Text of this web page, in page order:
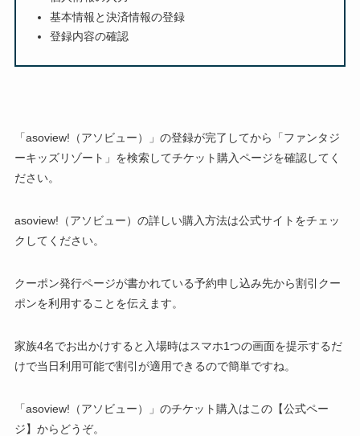
基本情報と決済情報の登録
登録内容の確認
「asoview!（アソビュー）」の登録が完了してから「ファンタジ
ーキッズリゾート」を検索してチケット購入ページを確認してく
ださい。
asoview!（アソビュー）の詳しい購入方法は公式サイトをチェッ
クしてください。
クーポン発行ページが書かれている予約申し込み先から割引クー
ポンを利用することを伝えます。
家族4名でお出かけすると入場時はスマホ1つの画面を提示するだ
けで当日利用可能で割引が適用できるので簡単ですね。
「asoview!（アソビュー）」のチケット購入はこの【公式ペー
ジ】からどうぞ。